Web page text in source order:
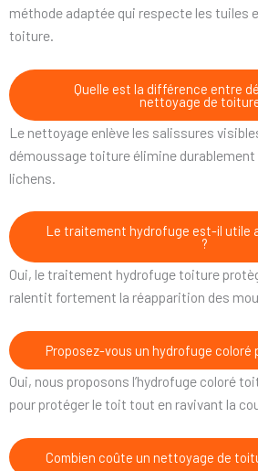
méthode adaptée qui respecte les tuiles
toiture.
Quelle est la différence entre
nettoyage de
Le nettoyage enlève les salissures
démoussage toiture élimine
lichens.
Le traitement hydrofuge est-il utile
?
Oui, le traitement hydrofuge toiture
ralentit fortement la réapparition des
Proposez-vous un hydrofuge coloré
Oui, nous proposons l’hydrofuge coloré
pour protéger le toit tout en ravivant la
Combien coûte un nettoyage de